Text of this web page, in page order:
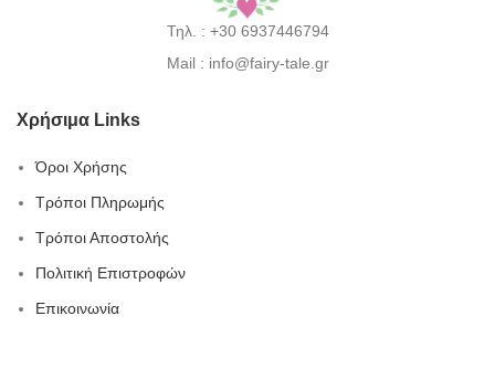
Τηλ. : +30 6937446794
Mail : info@fairy-tale.gr
Χρήσιμα Links
Όροι Χρήσης
Τρόποι Πληρωμής
Τρόποι Αποστολής
Πολιτική Επιστροφών
Επικοινωνία